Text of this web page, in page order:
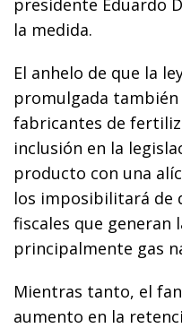
presidente Eduardo
la medida.
El anhelo de que la
promulgada
fabricantes de
inclusión en la
producto con una
los imposibilitará de
fiscales que generan
principalmente gas
Mientras tanto, el
aumento en la